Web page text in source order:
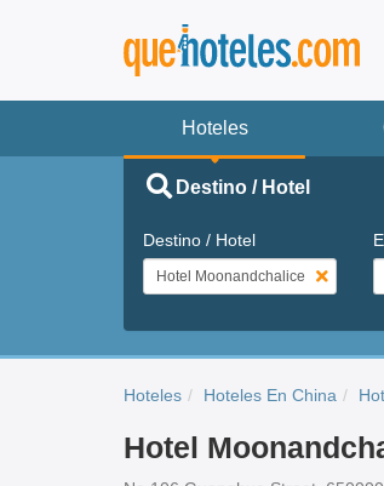
Hoteles
Destino / Hotel
Destino / Hotel
Hoteles Hoteles En China
Hotel